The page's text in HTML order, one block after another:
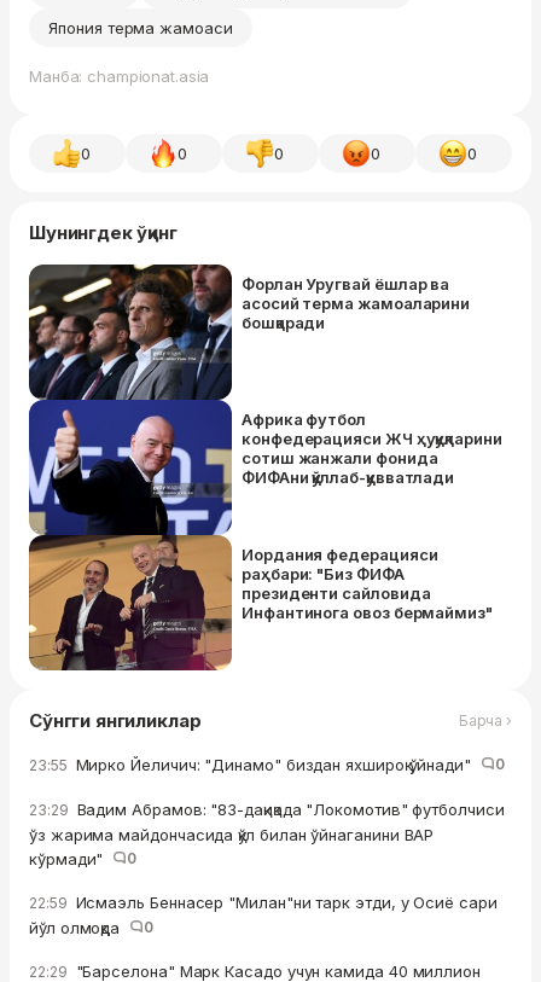
Япония терма жамоаси
Манба: championat.asia
0 0 0 0 0
Шунингдек ўқинг
Форлан Уругвай ёшлар ва
асосий терма жамоаларини
бошқаради
Африка футбол
конфедерацияси ЖЧ ҳуқуқларини
сотиш жанжали фонида
ФИФАни қўллаб-қувватлади
Иордания федерацияси
раҳбари: "Биз ФИФА
президенти сайловида
Инфантинога овоз бермаймиз"
Сўнгги янгиликлар Барча ›
23:55 Мирко Йеличич: "Динамо" биздан яхшироқ ўйнади" 0
23:29 Вадим Абрамов: "83-дақиқада "Локомотив" футболчиси
ўз жарима майдончасида қўл билан ўйнаганини ВАР
кўрмади"
0
22:59 Исмаэль Беннасер "Милан"ни тарк этди, у Осиё сари
йўл олмоқда
0
22:29 "Барселона" Марк Касадо учун камида 40 миллион